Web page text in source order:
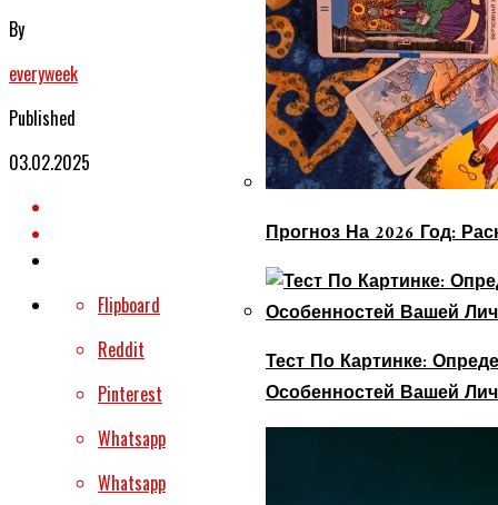
Прогноз На 2026 Год:
Тест По Картинке:
Особенностей Вашей
By
everyweek
Published
03.02.2025
Flipboard
Reddit
Pinterest
Whatsapp
Whatsapp